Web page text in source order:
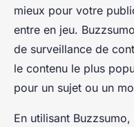
mieux pour votre
entre en jeu.
de surveillance de
le contenu le plus
pour un sujet ou un
En utilisant